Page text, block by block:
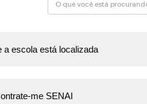
a escola está localizada
me SENAI